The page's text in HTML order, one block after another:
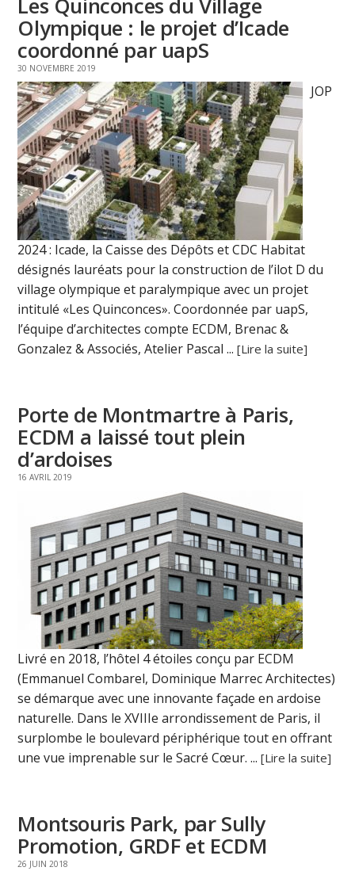
Olympique : le projet d’Icade
coordonné par uapS
30 NOVEMBRE 2019
JOP
2024 : Icade, la Caisse des Dépôts et CDC Habitat
désignés lauréats pour la construction de l’ilot D du
village olympique et paralympique avec un projet
intitulé «Les Quinconces». Coordonnée par uapS,
l’équipe d’architectes compte ECDM, Brenac &
Gonzalez & Associés, Atelier Pascal ...[Lire la suite]
Porte de Montmartre à Paris,
ECDM a laissé tout plein
d’ardoises
16 AVRIL 2019
Livré en 2018, l’hôtel 4 étoiles conçu par ECDM
(Emmanuel Combarel, Dominique Marrec Architectes)
se démarque avec une innovante façade en ardoise
naturelle. Dans le XVIIIe arrondissement de Paris, il
surplombe le boulevard périphérique tout en offrant
une vue imprenable sur le Sacré Cœur. ...[Lire la suite]
Montsouris Park, par Sully
Promotion, GRDF et ECDM
26 JUIN 2018